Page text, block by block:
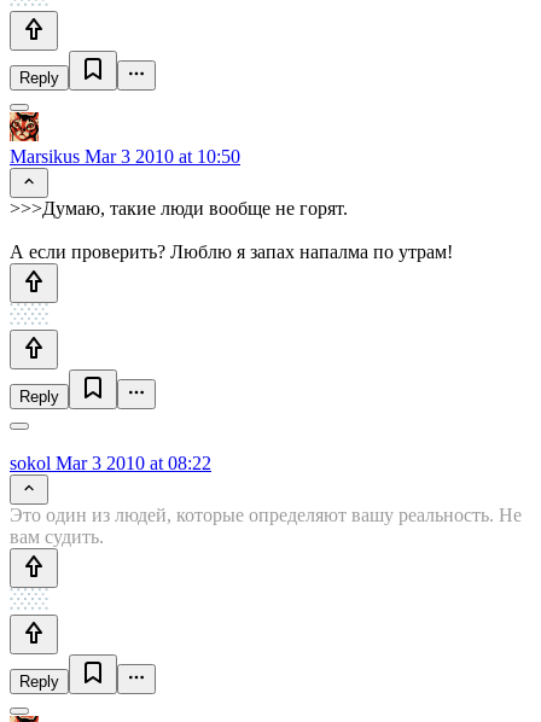
Reply
Marsikus Mar 3 2010 at 10:50
>>>Думаю, такие люди вообще не горят.
А если проверить? Люблю я запах напалма по утрам!
Reply
sokol Mar 3 2010 at 08:22
Это один из людей, которые определяют вашу реальность. Не
вам судить.
Reply